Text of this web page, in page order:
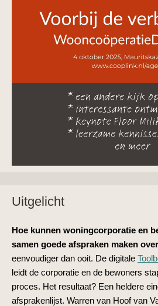
Uitgelicht
Hoe kunnen woningcorporatie en
samen goede afspraken maken
eenvoudiger dan ooit. De digitale
leidt de corporatie en de bewoners
proces. Het resultaat? Een heldere
afsprakenlijst. Warren van Hoof van